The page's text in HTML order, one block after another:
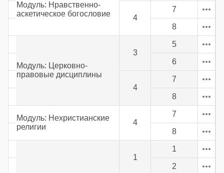
Модуль: Нравственно-
аскетическое богословие
4
7
8
Модуль: Церковно-
правовые дисциплины
3
5
6
4
7
8
Модуль: Нехристианские
религии
4
7
8
1
1
2